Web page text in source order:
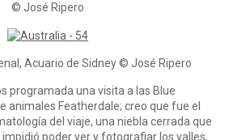
© José Ripero
Acuario de Sidney © José Ripero
programada una visita a las Blue
animales Featherdale; creo que fue el
del viaje, una niebla cerrada que
poder ver y fotografiar los valles,